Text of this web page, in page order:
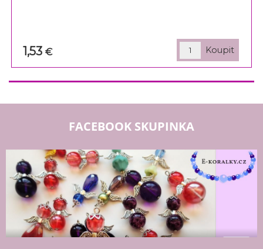
1,53€
FACEBOOK SKUPINKA